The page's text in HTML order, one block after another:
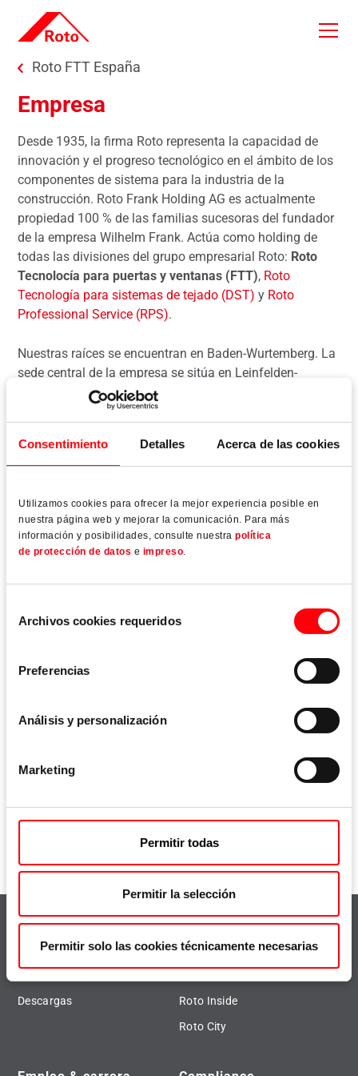
Consentimiento Detalles Acerca de las cookies
Utilizamos cookies para ofrecer la mejor experiencia posible en
nuestra página web y mejorar la comunicación. Para más
información y posibilidades, consulte nuestra política
de protección de datos e impreso
deArchivos cookies requeridos
Preferencias
Análisis y personalización
Marketing
Permitir todas
Permitir la selección
Permitir solo las cookies técnicamente necesarias
Skip to main content
You are here:
Roto FTT España
Empresa
Desde 1935, la firma Roto representa la capacidad de
innovación y el progreso tecnológico en el ámbito de los
componentes de sistema para la industria de la
construcción. Roto Frank Holding AG es actualmente
propiedad 100 % de las familias sucesoras del fundador
de la empresa Wilhelm Frank. Actúa como holding de
todas las divisiones del grupo empresarial Roto: Roto
Tecnolocía para puertas y ventanas (FTT), Roto
Tecnología para sistemas de tejado (DST) y Roto
Professional Service (RPS).
Nuestras raíces se encuentran en Baden-Wurtemberg. La
sede central de la empresa se sitúa en Leinfelden-
Echterdingen, cerca de Stuttgart.
Destaca
Descargas
Temas principales
Roto Inside
Roto City